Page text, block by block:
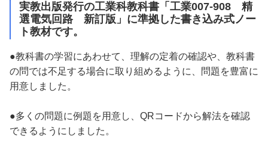
実教出版発行の工業科教科書「工業007-908 精
選電気回路 新訂版」に準拠した書き込み式ノー
ト教材です。
●教科書の学習にあわせて、理解の定着の確認や、教科書
の問では不足する場合に取り組めるように、問題を豊富に
用意しました。
●多くの問題に例題を用意し、QRコードから解法を確認
できるようにしました。